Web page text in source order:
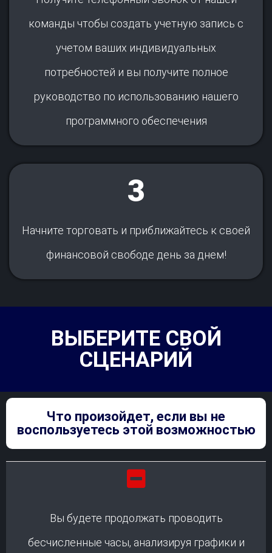
команды чтобы создать учетную запись с
учетом ваших индивидуальных
потребностей и вы получите полное
руководство по использованию нашего
программного обеспечения
3
Начните торговать и приближайтесь к своей
финансовой свободе день за днем!
ВЫБЕРИТЕ СВОЙ
СЦЕНАРИЙ
Что произойдет, если вы не
воспользуетесь этой возможностью
Вы будете продолжать проводить
бесчисленные часы, анализируя графики и